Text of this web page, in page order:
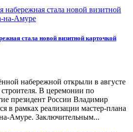
стала новой визитной карточкой
набережной открыли в августе
В церемонии по
президент России Владимир
в рамках реализации мастер-плана
Амуре. Заключительным...